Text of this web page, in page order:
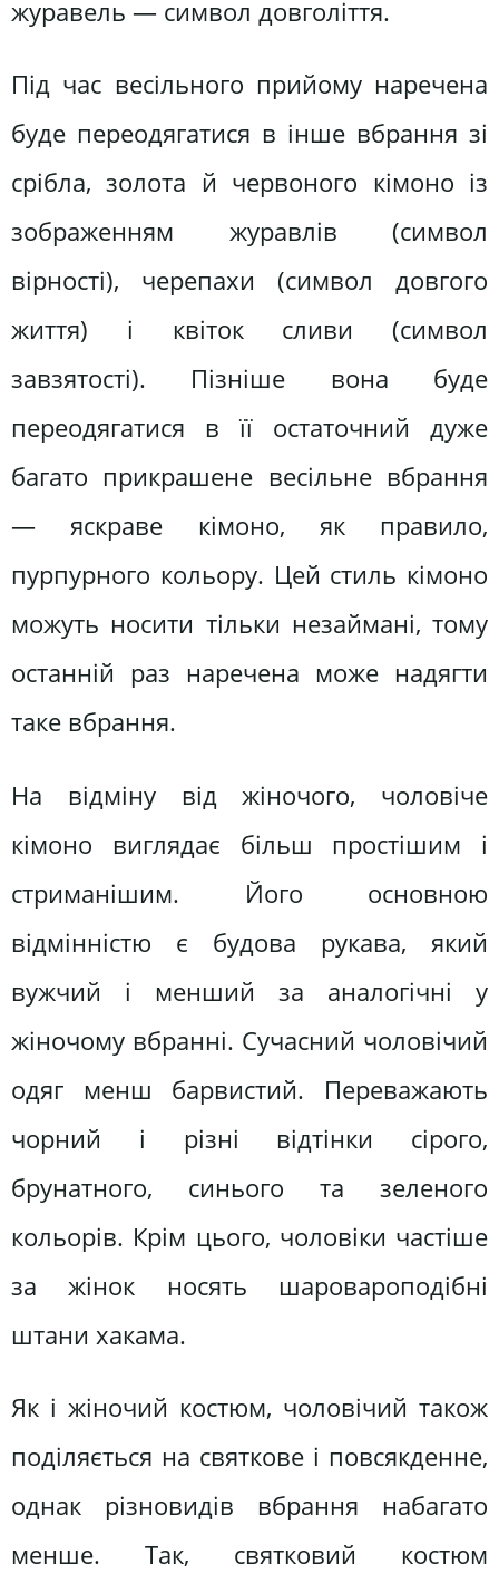
журавель — символ довголіття.
Під час весільного прийому наречена
буде переодягатися в інше вбрання зі
срібла, золота й червоного кімоно із
зображенням журавлів (символ
вірності), черепахи (символ довгого
життя) і квіток сливи (символ
завзятості). Пізніше вона буде
переодягатися в її остаточний дуже
багато прикрашене весільне вбрання
— яскраве кімоно, як правило,
пурпурного кольору. Цей стиль кімоно
можуть носити тільки незаймані, тому
останній раз наречена може надягти
таке вбрання.
На відміну від жіночого, чоловіче
кімоно виглядає більш простішим і
стриманішим. Його основною
відмінністю є будова рукава, який
вужчий і менший за аналогічні у
жіночому вбранні. Сучасний чоловічий
одяг менш барвистий. Переважають
чорний і різні відтінки сірого,
брунатного, синього та зеленого
кольорів. Крім цього, чоловіки частіше
за жінок носять шаровароподібні
штани хакама.
Як і жіночий костюм, чоловічий також
поділяється на святкове і повсякденне,
однак різновидів вбрання набагато
менше. Так, святковий костюм